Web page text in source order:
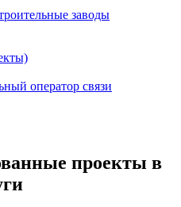
заводы
оператор связи
проекты в